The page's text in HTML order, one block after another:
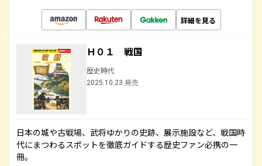
詳細を見る
Ｈ０１ 戦国
歴史時代
2025.10.23 発売
日本の城や古戦場、武将ゆかりの史跡、展示施設など、戦国時
代にまつわるスポットを徹底ガイドする歴史ファン必携の一
冊。